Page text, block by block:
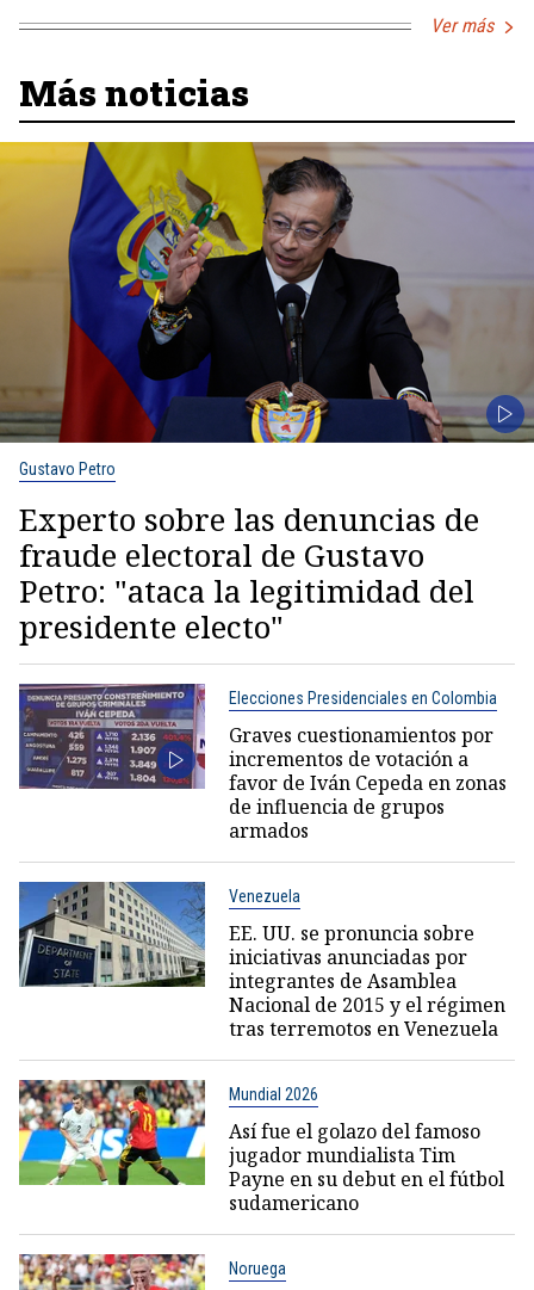
Ver más
Más noticias
Gustavo Petro
Experto sobre las denuncias de
fraude electoral de Gustavo
Petro: "ataca la legitimidad del
presidente electo"
Elecciones Presidenciales en Colombia
Graves cuestionamientos por
incrementos de votación a
favor de Iván Cepeda en zonas
de influencia de grupos
armados
Venezuela
EE. UU. se pronuncia sobre
iniciativas anunciadas por
integrantes de Asamblea
Nacional de 2015 y el régimen
tras terremotos en Venezuela
Mundial 2026
Así fue el golazo del famoso
jugador mundialista Tim
Payne en su debut en el fútbol
sudamericano
Noruega